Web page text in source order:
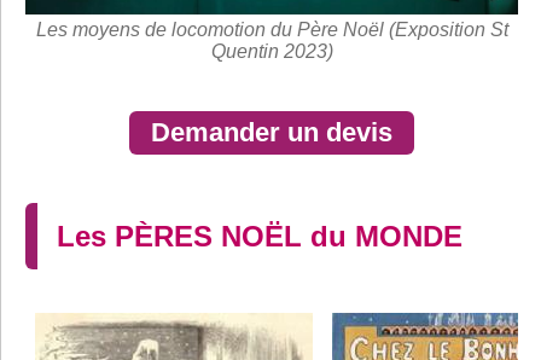
Les moyens de locomotion du Père Noël (Exposition St
Quentin 2023)
Demander un devis
Les PÈRES NOËL du MONDE